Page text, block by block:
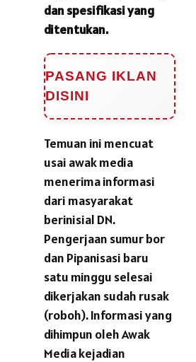
dan spesifikasi yang
ditentukan.
PASANG IKLAN
DISINI
Temuan ini mencuat
usai awak media
menerima informasi
dari masyarakat
berinisial DN.
Pengerjaan sumur bor
dan Pipanisasi baru
satu minggu selesai
dikerjakan sudah rusak
(roboh). Informasi yang
dihimpun oleh Awak
Media kejadian